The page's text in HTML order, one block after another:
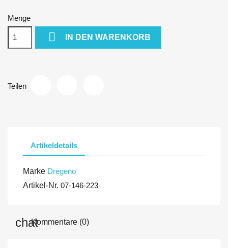
Menge
 IN DEN WARENKORB
Teilen
Artikeldetails
Marke Dregeno
Artikel-Nr. 07-146-223
Kommentare (0)